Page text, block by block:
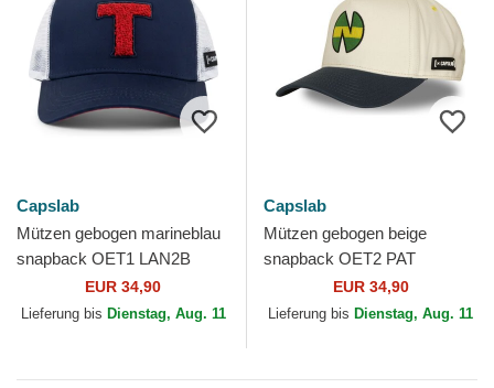
Capslab
Mützen gebogen marineblau
snapback OET1 LAN2B
Campeones: Oliver Atom
Champions: Oliver und
EUR 34,90
Lieferung bis Dienstag, Aug. 11
Capslab
Mützen gebogen beige
snapback OET2 PAT
Campeones: Oliver Atom
Champions: Oliver und Benji
EUR 34,90
Lieferung bis Dienstag, Aug. 11